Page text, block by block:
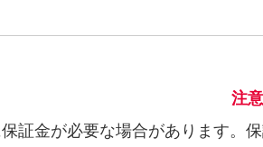
注
証金が必要な場合があります。